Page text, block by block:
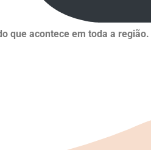
que acontece em toda a região.